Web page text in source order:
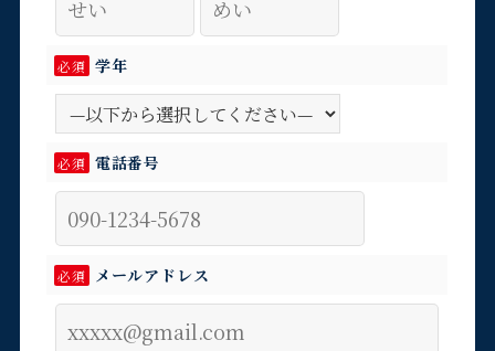
必須 学年
必須 電話番号
必須 メールアドレス